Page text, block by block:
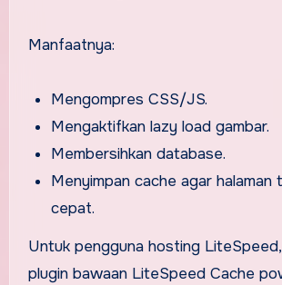
Manfaatnya:
Mengompres CSS/JS.
Mengaktifkan lazy load gambar.
Membersihkan database.
Menyimpan cache agar halaman
cepat.
Untuk pengguna hosting
plugin bawaan LiteSpeed Cache